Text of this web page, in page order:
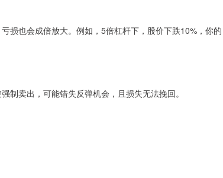
损也会成倍放大。例如，5倍杠杆下，股价下跌10%，你的
制卖出，可能错失反弹机会，且损失无法挽回。